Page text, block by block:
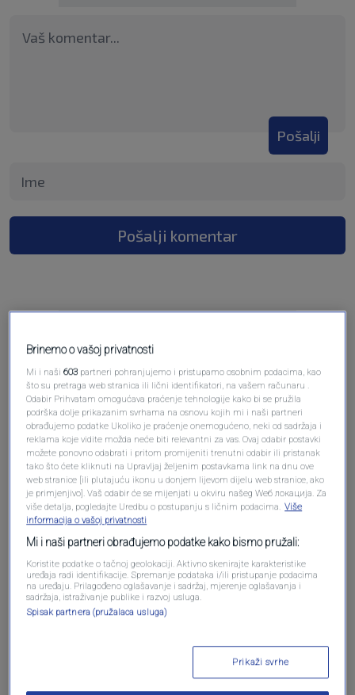
Pošalji
Pošalji komentar
Oglas
Oglas
Brinemo o vašoj privatnosti
Mi i naši603 partneri pohranjujemo i pristupamo osobnim podacima, kao
što su pretraga web stranica ili lični identifikatori, na vašem računaru .
Odabir Prihvatam omogućava praćenje tehnologije kako bi se pružila
podrška dolje prikazanim svrhama na osnovu kojih mi i naši partneri
obrađujemo podatke Ukoliko je praćenje onemogućeno, neki od sadržaja i
reklama koje vidite možda neće biti relevantni za vas. Ovaj odabir postavki
možete ponovno odabrati i pritom promijeniti trenutni odabir ili pristanak
tako što ćete kliknuti na Upravljaj željenim postavkama link na dnu ove
web stranice [ili plutajuću ikonu u donjem lijevom dijelu web stranice, ako
je primjenjivo]. Vaš odabir će se mijenjati u okviru našeg Wеб локација. Za
više detalja, pogledajte Uredbu o postupanju s ličnim podacima. Više
informacija o vašoj privatnosti
Mi i naši partneri obrađujemo podatke kako bismo pružali:
Koristite podatke o tačnoj geolokaciji. Aktivno skenirajte karakteristike
uređaja radi identifikacije. Spremanje podataka i/ili pristupanje podacima
na uređaju. Prilagođeno oglašavanje i sadržaj, mjerenje oglašavanja i
sadržaja, istraživanje publike i razvoj usluga.
Spisak partnera (pružalaca usluga)
Prikaži svrhe